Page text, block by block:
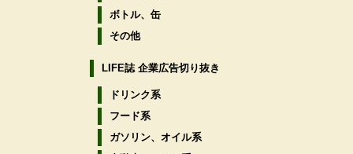
ボトル、缶
その他
LIFE誌 企業広告切り抜き
ドリンク系
フード系
ガソリン、オイル系